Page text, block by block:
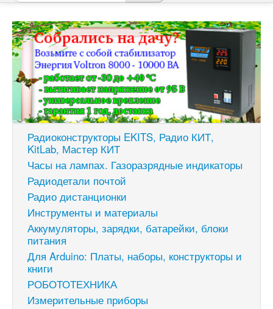
Радиоконструкторы EKITS, Радио КИТ,
KitLab, Мастер КИТ
Часы на лампах. Газоразрядные индикаторы
Радиодетали почтой
Радио дистанционки
Инструменты и материалы
Аккумуляторы, зарядки, батарейки, блоки
питания
Для Arduino: Платы, наборы, конструкторы и
книги
РОБОТОТЕХНИКА
Измерительные приборы